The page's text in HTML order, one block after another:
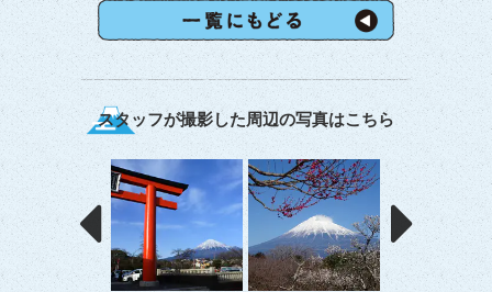
スタッフが撮影した周辺の写真はこちら